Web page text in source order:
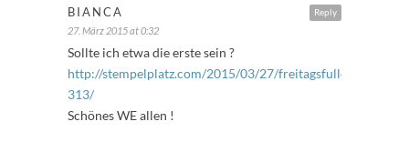
Reply
BIANCA
27. März 2015 at 0:32
Sollte ich etwa die erste sein ?
http://stempelplatz.com/2015/03/27/freitagsfuller-
313/
Schönes WE allen !